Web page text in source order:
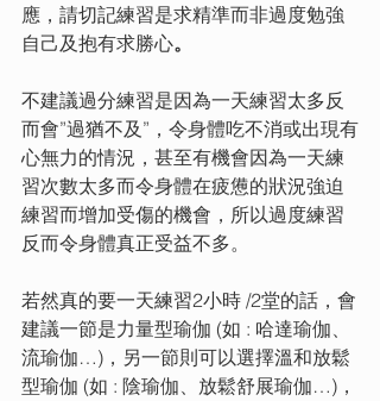
應，請切記練習是求精準而非過度勉強
自己及抱有求勝心。
不建議過分練習是因為一天練習太多反
而會”過猶不及”，令身體吃不消或出現有
心無力的情況，甚至有機會因為一天練
習次數太多而令身體在疲憊的狀況強迫
練習而增加受傷的機會，所以過度練習
反而令身體真正受益不多。
若然真的要一天練習2小時 /2堂的話，會
建議一節是力量型瑜伽 (如 : 哈達瑜伽、
流瑜伽…)，另一節則可以選擇溫和放鬆
型瑜伽 (如 : 陰瑜伽、放鬆舒展瑜伽…)，